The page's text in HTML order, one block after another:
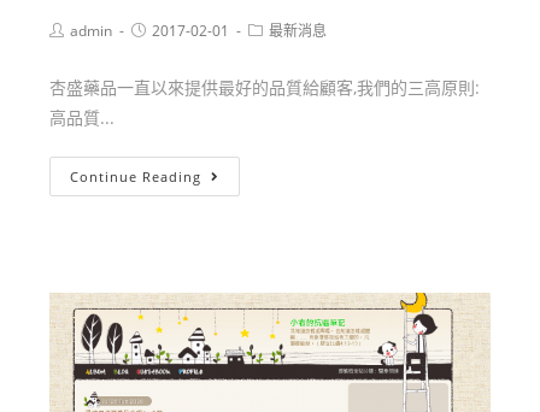
admin 2017-02-01 最新消息
杏盛藥品一直以來提供最好的品質給顧客,我們的三高原則:
高品質...
Continue Reading